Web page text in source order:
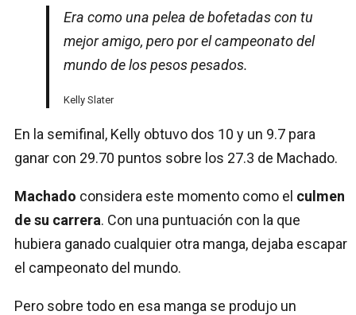
Era como una pelea de bofetadas con tu
mejor amigo, pero por el campeonato del
mundo de los pesos pesados.
Kelly Slater
En la semifinal, Kelly obtuvo dos 10 y un 9.7 para
ganar con 29.70 puntos sobre los 27.3 de Machado.
Machado considera este momento como el culmen
de su carrera. Con una puntuación con la que
hubiera ganado cualquier otra manga, dejaba escapar
el campeonato del mundo.
Pero sobre todo en esa manga se produjo un